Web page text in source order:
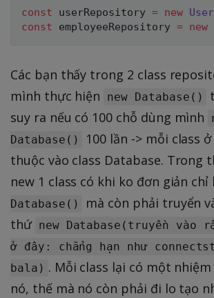
const userRepository = new
const employeeRepository = new
Các bạn thấy trong 2 class
mình thực hiện
new Database()
suy ra nếu có 100 chỗ dùng mình
Database()
100 lần -> mỗi class
thuộc vào class Database. Trong
new 1 class có khi ko đơn giản chỉ
Database()
mà còn phải truyển
thứ new Database(truyền vào
ở đây: chẳng hạn như
bala) . Mỗi class lại có một
nó, thế mà nó còn phải đi lo tạo